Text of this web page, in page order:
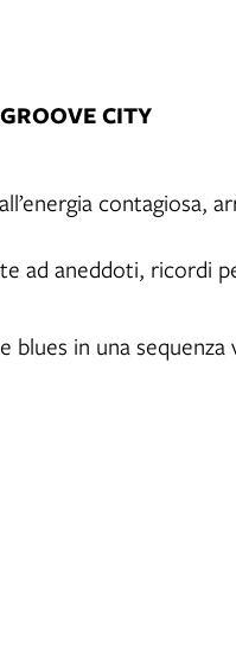
CITY
contagiosa,
ad aneddoti, ricordi
blues in una